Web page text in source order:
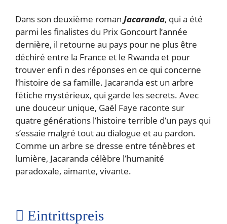
Dans son deuxième roman Jacaranda, qui a été
parmi les finalistes du Prix Goncourt l’année
dernière, il retourne au pays pour ne plus être
déchiré entre la France et le Rwanda et pour
trouver enfi n des réponses en ce qui concerne
l’histoire de sa famille. Jacaranda est un arbre
fétiche mystérieux, qui garde les secrets. Avec
une douceur unique, Gaël Faye raconte sur
quatre générations l’histoire terrible d’un pays qui
s’essaie malgré tout au dialogue et au pardon.
Comme un arbre se dresse entre ténèbres et
lumière, Jacaranda célèbre l’humanité
paradoxale, aimante, vivante.
Eintrittspreis